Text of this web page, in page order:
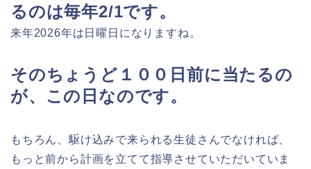
るのは毎年2/1です。
来年2026年は日曜日になりますね。
そのちょうど１００日前に当たるの
が、この日なのです。
もちろん、駆け込みで来られる生徒さんでなければ、
もっと前から計画を立てて指導させていただいていま